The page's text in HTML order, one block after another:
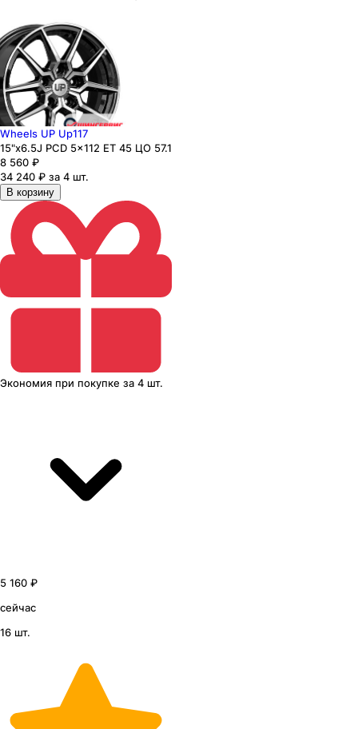
Wheels UP Up117
15"x6.5J PCD 5x112 ЕТ 45 ЦО 57.1
8 560 ₽
34 240 ₽ за 4 шт.
В корзину
Экономия при покупке за 4 шт.
5 160 ₽
сейчас
16 шт.